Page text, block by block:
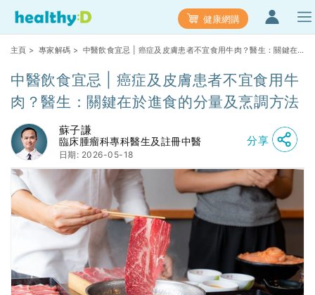
健康網購
主頁 > 專家解碼 > 中醫飲食宜忌 | 癌症及皮膚患者不宜食用牛肉？醫生：關鍵在
中醫飲食宜忌 | 癌症及皮膚患者不宜食用牛
肉？醫生：關鍵在於進食的分量及烹調方法
蘇子謙
臨床腫瘤科專科醫生及註冊中醫
日期: 2026-05-18
分享